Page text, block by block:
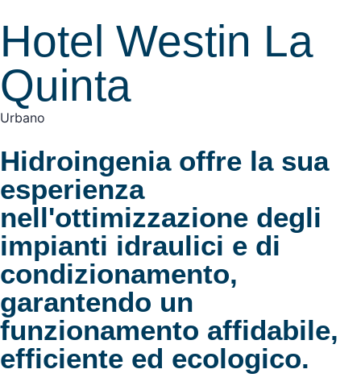
Hotel Westin La
Quinta
Urbano
Hidroingenia offre la sua
esperienza
nell'ottimizzazione degli
impianti idraulici e di
condizionamento,
garantendo un
funzionamento affidabile,
efficiente ed ecologico.